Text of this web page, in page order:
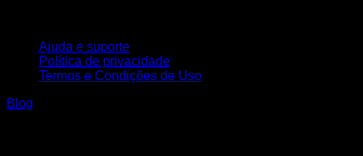
Ajuda e suporte
Política de privacidade
Termos e Condições de Uso
Blog